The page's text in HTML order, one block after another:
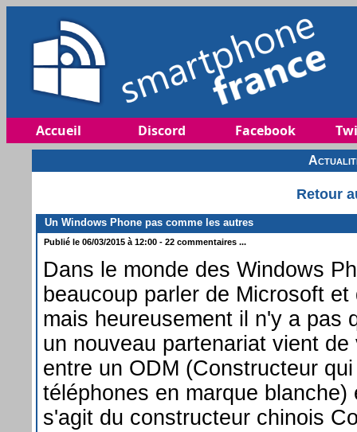
Accueil Discord Facebook
Retour
Un Windows Phone pas comme les autres
Publié le 06/03/2015 à 12:00 - 22 commentaires ...
Dans le monde des Windows
beaucoup parler de Microsoft
mais heureusement il n'y a pas
un nouveau partenariat vient de
entre un ODM (Constructeur
téléphones en marque blanche)
s'agit du constructeur chinois